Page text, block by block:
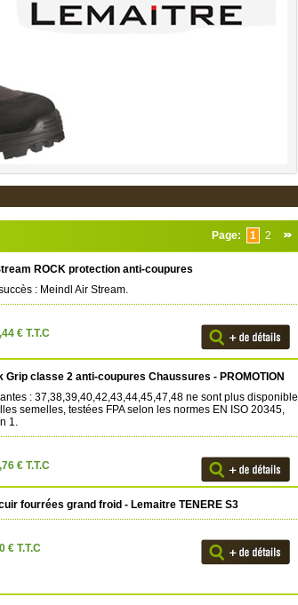
Page: 1 2
ROCK protection anti-coupures
: Meindl Air Stream.
€ T.T.C
Grip classe 2 anti-coupures Chaussures - PROMOTION
: 37,38,39,40,42,43,44,45,47,48 ne sont plus disponible
semelles, testées FPA selon les normes EN ISO 20345,
1.
€ T.T.C
fourrées grand froid - Lemaitre TENERE S3
€ T.T.C